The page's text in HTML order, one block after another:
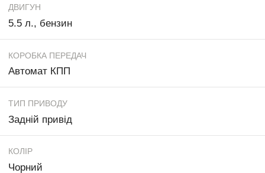
ДВИГУН
5.5 л., бензин
КОРОБКА ПЕРЕДАЧ
Автомат КПП
ТИП ПРИВОДУ
Задній привід
КОЛІР
Чорний